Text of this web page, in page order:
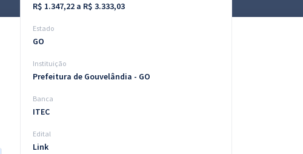
R$ 1.347,22 a R$ 3.333,03
Estado
GO
Instituição
Prefeitura de Gouvelândia - GO
Banca
ITEC
Edital
Link